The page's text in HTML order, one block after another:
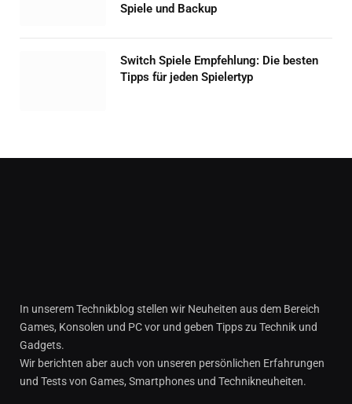
Spiele und Backup
Switch Spiele Empfehlung: Die besten
Tipps für jeden Spielertyp
In unserem Technikblog stellen wir Neuheiten aus dem Bereich
Games, Konsolen und PC vor und geben Tipps zu Technik und
Gadgets.
Wir berichten aber auch von unseren persönlichen Erfahrungen
und Tests von Games, Smartphones und Technikneuheiten.